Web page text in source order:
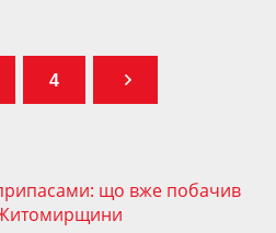
4
що вже побачив